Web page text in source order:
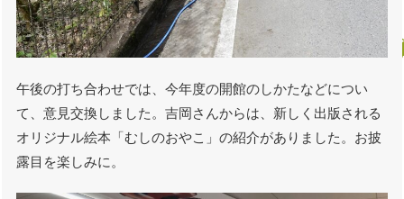
午後の打ち合わせでは、今年度の開館のしかたなどについ
て、意見交換しました。吉岡さんからは、新しく出版される
オリジナル絵本「むしのおやこ」の紹介がありました。お披
露目を楽しみに。